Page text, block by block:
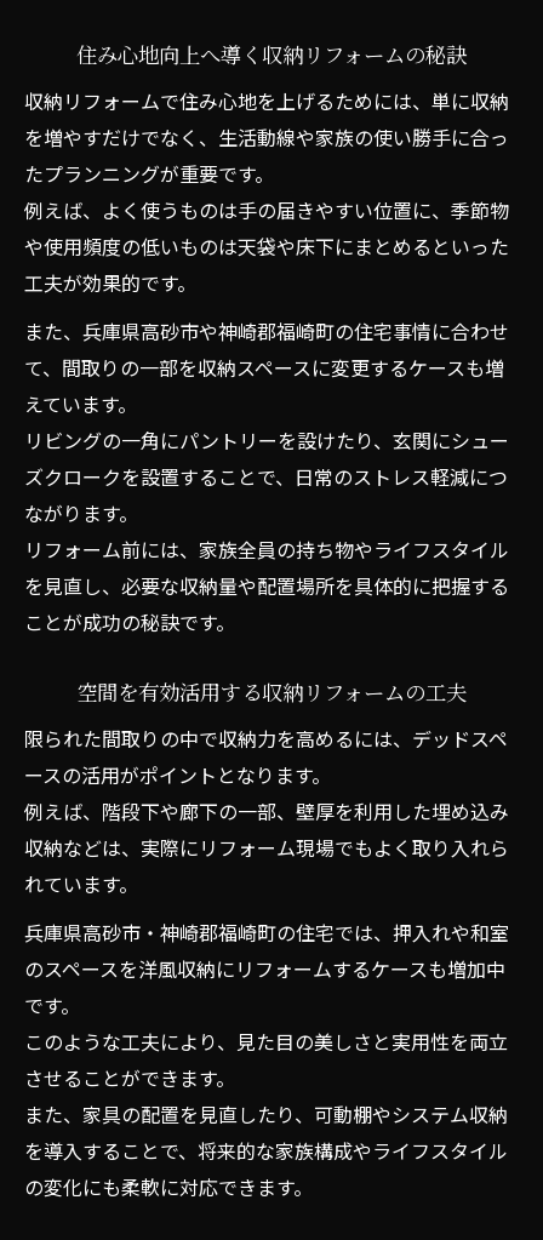
住み心地向上へ導く収納リフォームの秘訣
収納リフォームで住み心地を上げるためには、単に収納
を増やすだけでなく、生活動線や家族の使い勝手に合っ
たプランニングが重要です。
例えば、よく使うものは手の届きやすい位置に、季節物
や使用頻度の低いものは天袋や床下にまとめるといった
工夫が効果的です。
また、兵庫県高砂市や神崎郡福崎町の住宅事情に合わせ
て、間取りの一部を収納スペースに変更するケースも増
えています。
リビングの一角にパントリーを設けたり、玄関にシュー
ズクロークを設置することで、日常のストレス軽減につ
ながります。
リフォーム前には、家族全員の持ち物やライフスタイル
を見直し、必要な収納量や配置場所を具体的に把握する
ことが成功の秘訣です。
空間を有効活用する収納リフォームの工夫
限られた間取りの中で収納力を高めるには、デッドスペ
ースの活用がポイントとなります。
例えば、階段下や廊下の一部、壁厚を利用した埋め込み
収納などは、実際にリフォーム現場でもよく取り入れら
れています。
兵庫県高砂市・神崎郡福崎町の住宅では、押入れや和室
のスペースを洋風収納にリフォームするケースも増加中
です。
このような工夫により、見た目の美しさと実用性を両立
させることができます。
また、家具の配置を見直したり、可動棚やシステム収納
を導入することで、将来的な家族構成やライフスタイル
の変化にも柔軟に対応できます。